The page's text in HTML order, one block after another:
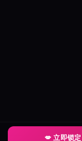
💋 立即锁